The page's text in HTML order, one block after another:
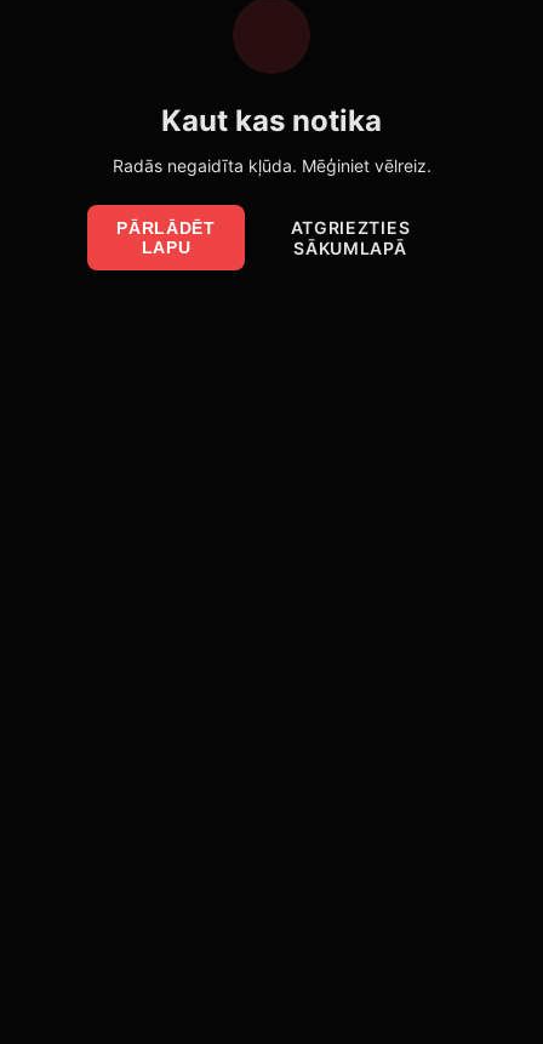
Kaut kas notika
Radās negaidīta kļūda. Mēģiniet vēlreiz.
PĀRLĀDĒT
LAPU
ATGRIEZTIES
SĀKUMLAPĀ